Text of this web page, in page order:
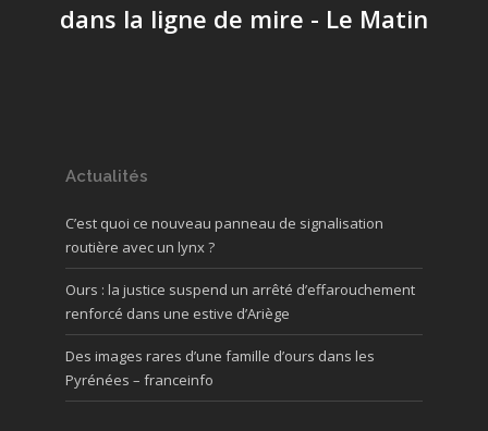
dans la ligne de mire - Le Matin
Actualités
C’est quoi ce nouveau panneau de signalisation
routière avec un lynx ?
Ours : la justice suspend un arrêté d’effarouchement
renforcé dans une estive d’Ariège
Des images rares d’une famille d’ours dans les
Pyrénées – franceinfo